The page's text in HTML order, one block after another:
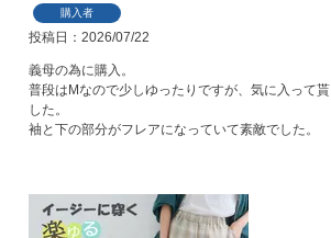
購入者
投稿日 2026/07/22
義母の為に購入。
普段はМなので少しゆったりですが、気に入って貰
した。
袖と下の部分がフレアになっていて素敵でした。